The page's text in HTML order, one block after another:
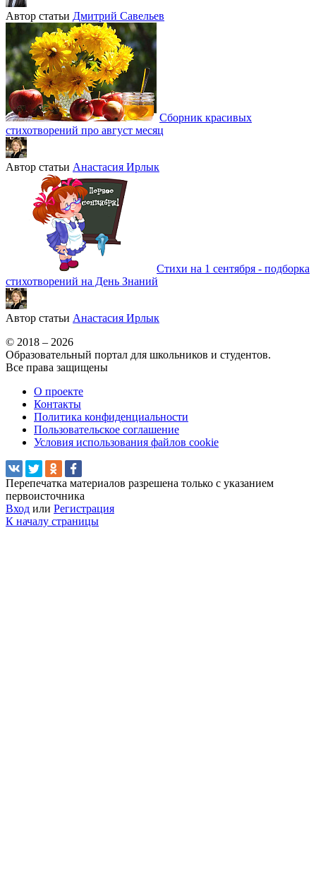
Автор статьи Дмитрий Савельев
Сборник красивых
стихотворений про август месяц
Автор статьи Анастасия Ирлык
Стихи на 1 сентября - подборка
стихотворений на День Знаний
Автор статьи Анастасия Ирлык
© 2018 – 2026
Образовательный портал для школьников и студентов.
Все права защищены
О проекте
Контакты
Политика конфиденциальности
Пользовательское соглашение
Условия использования файлов cookie
Перепечатка материалов разрешена только с указанием
первоисточника
Вход или Регистрация
К началу страницы